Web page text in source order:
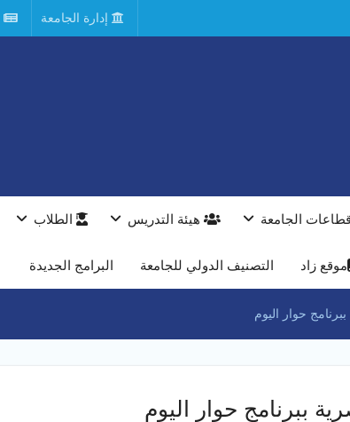
إدارة الجامعة
قطاعات الجامعة هيئة التدريس الطلاب
موقع زاد التصنيف الدولي للجامعة البرامج الجديدة
حوار اليوم
ببرنامج حوار اليوم